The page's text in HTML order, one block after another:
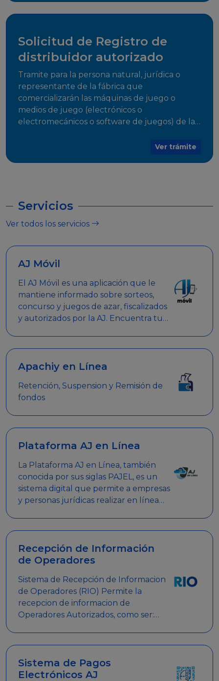
Solicitud de Registro de
distribuidor autorizado
Tramite para la persona natural, jurídica o
representante de la fábrica que
comercializarán las máquinas de juego o
medios de juego (electrónicos o
electromecánicos o software de juegos) de las
Ver trámite
Servicios
Ver todos los servicios
AJ Móvil
El AJ Móvil es una aplicación que le
mantiene informado sobre sorteos,
concurso y juegos de azar, fiscalizados
y autorizados por la AJ. Encuentra tus
clave.
Apachiy en Línea
Retención, Suspension y Remisión de
fondos
Plataforma AJ en Línea
La Plataforma AJ en Línea, también
conocida por sus siglas PAJEL, es un
sistema digital que permite a empresas
y personas jurídicas realizar en línea
Recepción de Información
de Operadores
Sistema de Recepción de Informacion
de Operadores (RIO) Permite la
recepcion de informacion de
Operadores Autorizados, como ser:
Sistema de Pagos
Electrónicos AJ